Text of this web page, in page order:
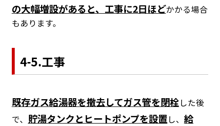
の大幅増設があると、工事に2日ほどかかる場合
もあります。
4-5.工事
既存ガス給湯器を撤去してガス管を閉栓 した後
で、 貯湯タンクとヒートポンプを設置し、 給